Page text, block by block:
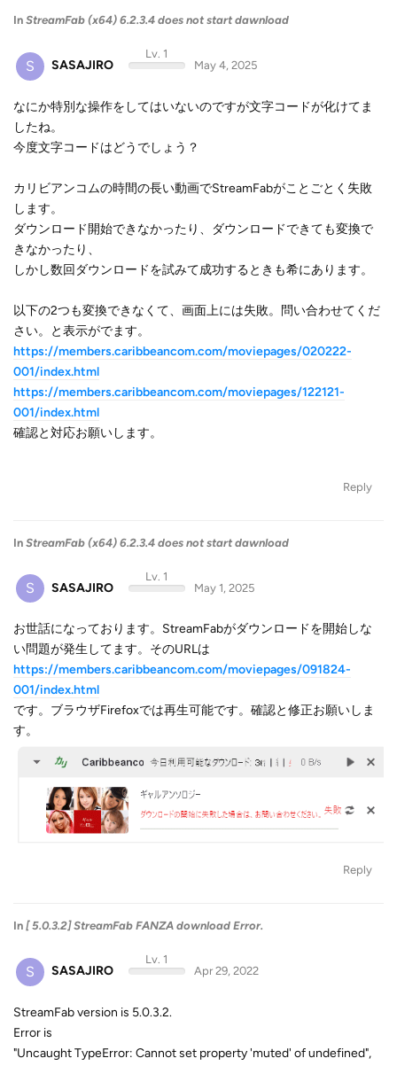
In StreamFab (x64) 6.2.3.4 does not start dawnload
S SASAJIRO
Lv. 1
May 4, 2025
なにか特別な操作をしてはいないのですが文字コードが化けてま
したね。
今度文字コードはどうでしょう？
カリビアンコムの時間の長い動画でStreamFabがことごとく失敗
します。
ダウンロード開始できなかったり、ダウンロードできても変換で
きなかったり、
しかし数回ダウンロードを試みて成功するときも希にあります。
以下の2つも変換できなくて、画面上には失敗。問い合わせてくだ
さい。と表示がでます。
https://members.caribbeancom.com/moviepages/020222-
001/index.html
https://members.caribbeancom.com/moviepages/122121-
001/index.html
確認と対応お願いします。
Reply
In StreamFab (x64) 6.2.3.4 does not start dawnload
S SASAJIRO
Lv. 1
May 1, 2025
お世話になっております。StreamFabがダウンロードを開始しな
い問題が発生してます。そのURLは
https://members.caribbeancom.com/moviepages/091824-
001/index.html
です。ブラウザFirefoxでは再生可能です。確認と修正お願いしま
す。
Reply
In [ 5.0.3.2] StreamFab FANZA download Error.
S SASAJIRO
Lv. 1
Apr 29, 2022
StreamFab version is 5.0.3.2.
Error is
"Uncaught TypeError: Cannot set property 'muted' of undefined",